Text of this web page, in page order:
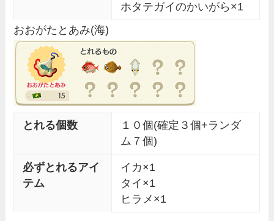
ホタテガイのかいがら×1
おおがたとあみ(海)
とれる個数
１０個(確定３個+ランダ
ム７個)
必ずとれるアイ
テム
イカ×1
タイ×1
ヒラメ×1